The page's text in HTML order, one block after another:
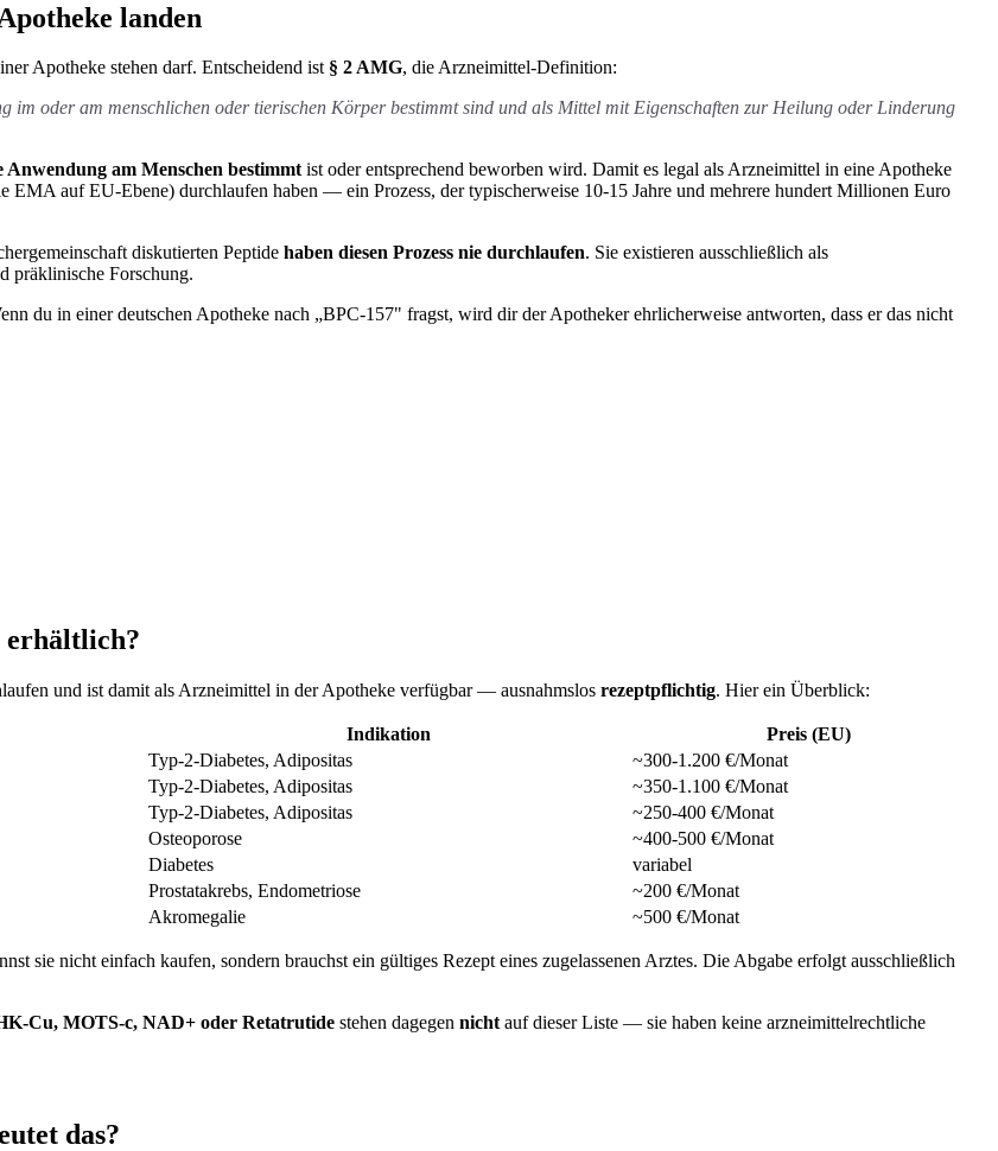
landen
Apotheke stehen darf. Entscheidend ist § 2 AMG, die Arzneimittel-Definition:
im oder am menschlichen oder tierischen Körper bestimmt sind und als Mittel mit Eigenschaften zur Heilung oder Linderung
Anwendung am Menschen bestimmtist oder entsprechend beworben wird. Damit es legal als Arzneimittel in eine Apotheke
EMA auf EU-Ebene) durchlaufen haben — ein Prozess, der typischerweise 10-15 Jahre und mehrere hundert Millionen Euro
diskutierten Peptide haben diesen Prozess nie durchlaufen. Sie existieren ausschließlich als
präklinische Forschung.
du in einer deutschen Apotheke nach „BPC-157" fragst, wird dir der Apotheker ehrlicherweise antworten, dass er das nicht
erhältlich?
und ist damit als Arzneimittel in der Apotheke verfügbar — ausnahmslos rezeptpflichtig. Hier ein Überblick:
Indikation
Preis (EU)
Typ-2-Diabetes, Adipositas
~300-1.200 €/Monat
Typ-2-Diabetes, Adipositas
~350-1.100 €/Monat
Typ-2-Diabetes, Adipositas
~250-400 €/Monat
Osteoporose
~400-500 €/Monat
Diabetes
variabel
Prostatakrebs, Endometriose
~200 €/Monat
Akromegalie ~500 €/Monat
sie nicht einfach kaufen, sondern brauchst ein gültiges Rezept eines zugelassenen Arztes. Die Abgabe erfolgt ausschließlich
Cu, MOTS-c, NAD+ oder Retatrutide stehen dagegen nicht auf dieser Liste — sie haben keine arzneimittelrechtliche
das?